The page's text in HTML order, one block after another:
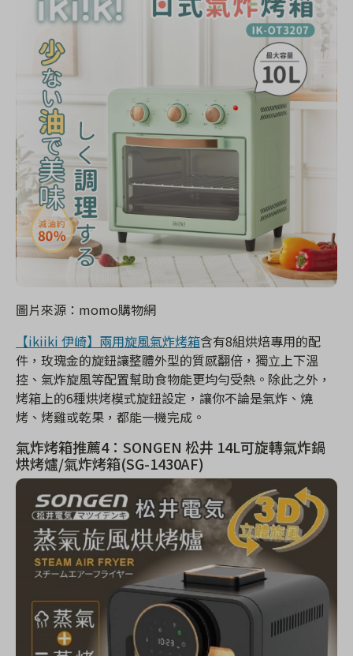
圖片來源：momo購物網
【ikiiki 伊崎】兩用旋風氣炸烤箱含有8組烘焙專用的配
件，玫瑰金的旋鈕讓整體外型的質感翻倍，獨立上下溫
控、氣炸旋風等配置幫助食物能更均勻受熱。除此之外，
烤箱上的6種烘烤模式旋鈕設定，讓你不論是氣炸、燒
烤、烤雞或乾果，都能一機完成。
氣炸烤箱推薦4：SONGEN 松井 14L可旋轉氣炸鍋
烘烤爐/氣炸烤箱(SG-1430AF)